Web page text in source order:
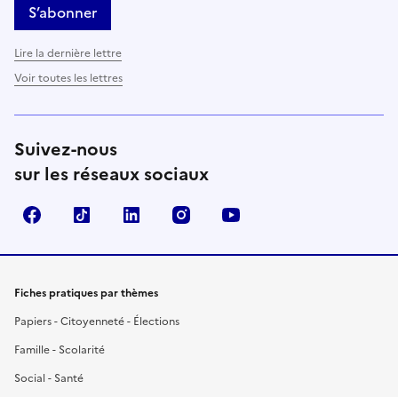
S’abonner
Lire la dernière lettre
Voir toutes les lettres
Suivez-nous
sur les réseaux sociaux
FacebookTikTok LinkedIn Instagram
Fiches pratiques par thèmes
Papiers - Citoyenneté - Élections
Famille - Scolarité
Social - Santé